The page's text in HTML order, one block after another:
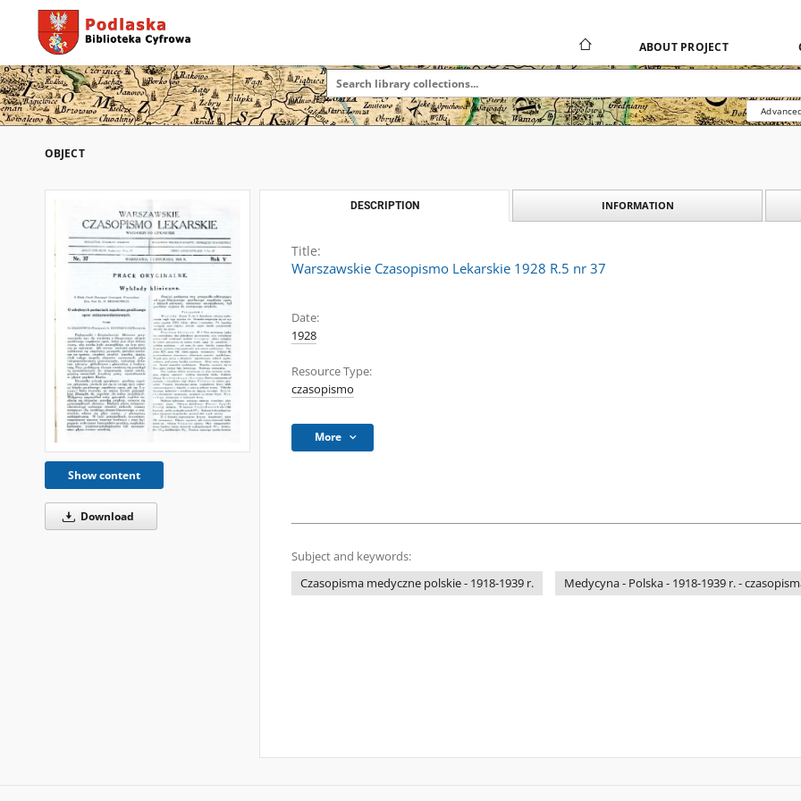
ABOUT PROJECT
OBJECT
Show content
Download
DESCRIPTION INFORMATION
Title:
Warszawskie Czasopismo Lekarskie 1928 R.5 nr 37
Date:
1928
Resource Type:
czasopismo
More
Subject and keywords:
Czasopisma medyczne polskie - 1918-1939 r.
Medycyna - Polska - 1918-1939 r. -